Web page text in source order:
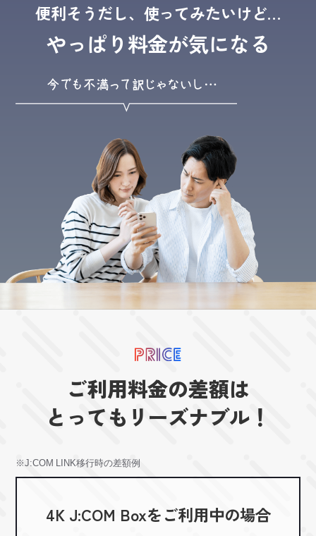
便利そうだし、使ってみたいけど…
やっぱり料金が気になる
ご利用料金の差額は
とってもリーズナブル！
※J:COM LINK移行時の差額例
4K J:COM Boxをご利用中の場合